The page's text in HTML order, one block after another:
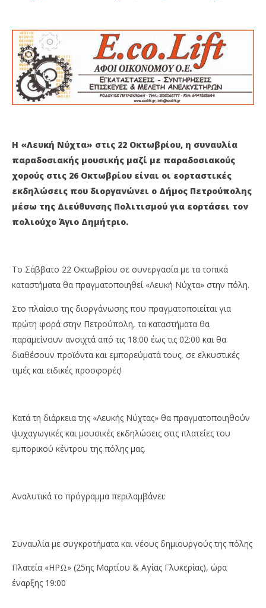
ΔΙΑΒΑΖΕΤΕ ΤΩΡΑ
19
2022
Maxitis
Petroupolis
Η «Λευκή Νύχτα» στις 22 Οκτωβρίου, η συναυλία
παραδοσιακής μουσικής μαζί με παραδοσιακούς
χορούς στις 26 Οκτωβρίου είναι οι εορταστικές
εκδηλώσεις που διοργανώνει ο Δήμος Πετρούπολης
μέσω της Διεύθυνσης Πολιτισμού για εορτάσει τον
πολιούχο Άγιο Δημήτριο.
Το Σάββατο 22 Οκτωβρίου σε συνεργασία με τα τοπικά
καταστήματα θα πραγματοποιηθεί «Λευκή Νύχτα» στην πόλη.
Στο πλαίσιο της διοργάνωσης που πραγματοποιείται για
πρώτη φορά στην Πετρούπολη, τα καταστήματα θα
παραμείνουν ανοιχτά από τις 18:00 έως τις 02:00 και θα
διαθέσουν προϊόντα και εμπορεύματά τους, σε ελκυστικές
τιμές και ειδικές προσφορές!
Κατά τη διάρκεια της «Λευκής Νύχτας» θα πραγματοποιηθούν
ψυχαγωγικές και μουσικές εκδηλώσεις στις πλατείες του
εμπορικού κέντρου της πόλης μας.
Αναλυτικά το πρόγραμμα περιλαμβάνει:
Συναυλία με συγκροτήματα και νέους δημιουργούς της πόλης
Πλατεία «ΗΡΩ» (25ης Μαρτίου & Αγίας Γλυκερίας), ώρα
έναρξης 19:00